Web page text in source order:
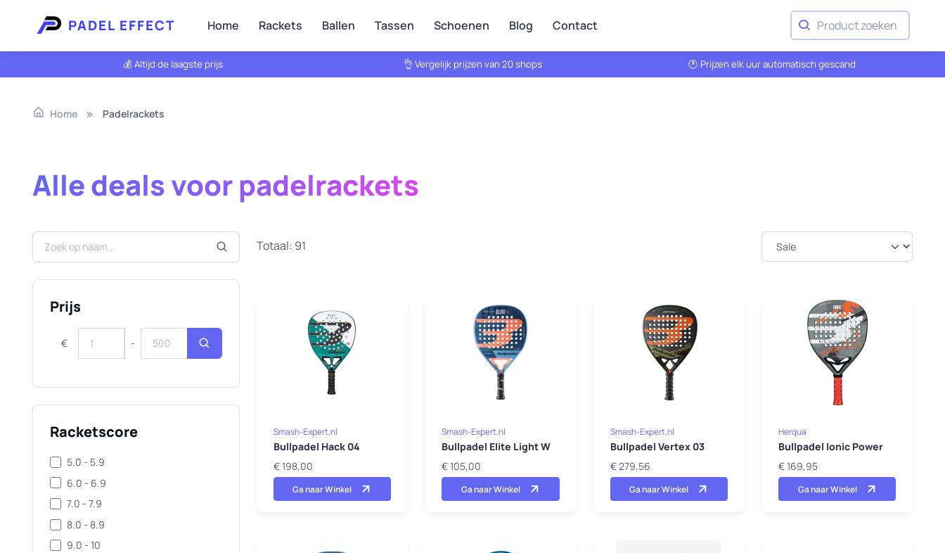
PADEL EFFECT Home Rackets Ballen Tassen Schoenen Blog Contact Product zoeken
💰 Altijd de laagste prijs 👌 Vergelijk prijzen van 20 shops 🕐 Prijzen elk uur automatisch gescand
Home Padelrackets
Alle deals voor padelrackets
Prijs
€ -
Racketscore
5.0 - 5.9
6.0 - 6.9
7.0 - 7.9
8.0 - 8.9
9.0 - 10
Totaal: 91
Smash-Expert.nl
Bullpadel Hack 04
€ 198,00
Ga naar Winkel
Smash-Expert.nl
Bullpadel Elite Light W
€ 105,00
Ga naar Winkel
Smash-Expert.nl
Bullpadel Vertex 03
€ 279,56
Ga naar Winkel
Herqua
Bullpadel Ionic Power
€ 169,95
Ga naar Winkel